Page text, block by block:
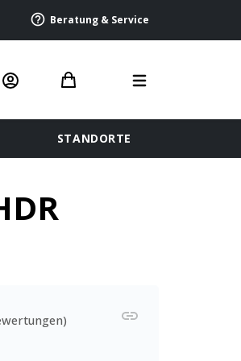
Beratung & Service
STANDORTE